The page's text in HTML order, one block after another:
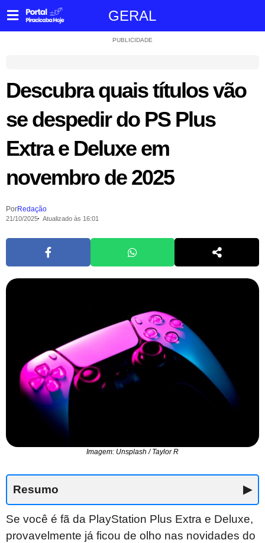
GERAL
PUBLICIDADE
Descubra quais títulos vão
se despedir do PS Plus
Extra e Deluxe em
novembro de 2025
PorRedação
21/10/2025 Atualizado às 16:01
Imagem: Unsplash / Taylor R
Resumo ▶
Se você é fã da PlayStation Plus Extra e Deluxe,
provavelmente já ficou de olho nas novidades do